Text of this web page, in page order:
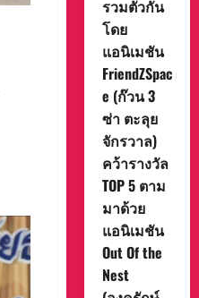
รวมตัวกัน
โดย
แอนิเมชัน
FriendZSpac
e (ก๊วน 3
ซ่า ตะลุย
จักรวาล)
คว้ารางวัล
TOP 5 ตาม
มาด้วย
แอนิเมชัน
Out Of the
Nest